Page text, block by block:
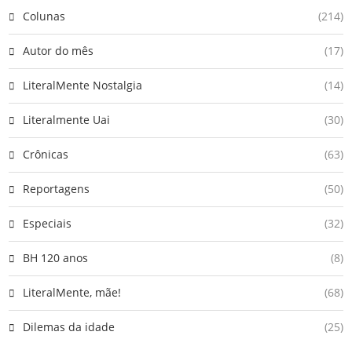
Colunas (214)
Autor do mês (17)
LiteralMente Nostalgia (14)
Literalmente Uai (30)
Crônicas (63)
Reportagens (50)
Especiais (32)
BH 120 anos (8)
LiteralMente, mãe! (68)
Dilemas da idade (25)